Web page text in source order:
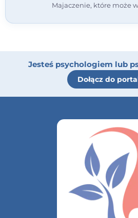
Majaczenie, które może
Jesteś psychologiem lub
Dołącz do